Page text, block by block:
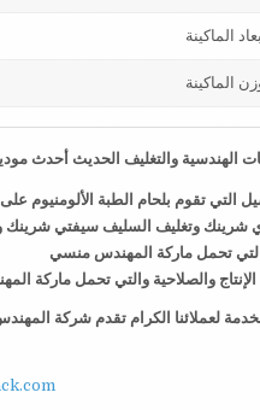
ابعاد الماكينة
الماكينة
والتغليف الحديث أحدث
التي تقوم بلحام الطبة الألومنيوم
شرينك وتغليف السليف سيفتي
تحمل ماركة المهندس منسي
والصلاحية والتي تحمل ماركة
لعملائنا الكرام تقدم شركة